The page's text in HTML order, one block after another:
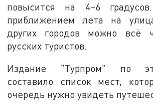
повысится на 4–6
приближением лета на
других городов можно всё
русских туристов.
Издание "Турпром" по
составило список мест,
очередь нужно увидеть